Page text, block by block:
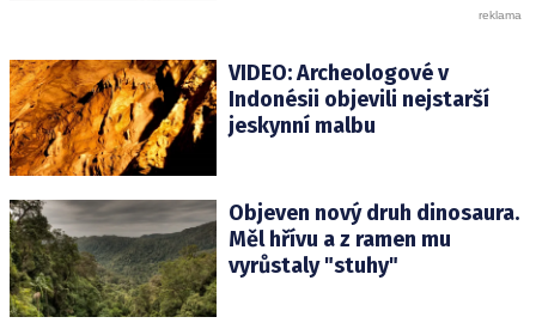
VIDEO: Archeologové v
Indonésii objevili nejstarší
jeskynní malbu
Objeven nový druh dinosaura.
Měl hřívu a z ramen mu
vyrůstaly "stuhy"